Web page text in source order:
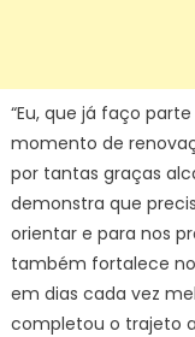
“Eu, que já faço
momento de
por tantas graças
demonstra que
orientar e para nos
também fortalece
em dias cada vez
completou o trajeto